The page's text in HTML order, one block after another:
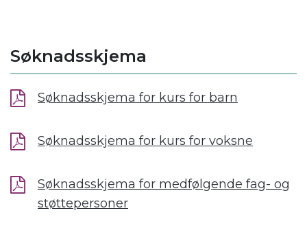
Søknadsskjema
Søknadsskjema for kurs for barn
Søknadsskjema for kurs for voksne
Søknadsskjema for medfølgende fag- og
støttepersoner